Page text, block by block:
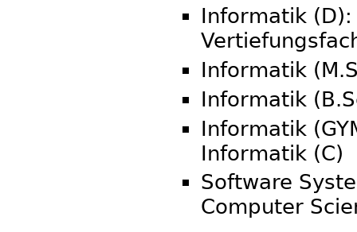
Informatik
Informatik
Informatik
Informatik
Informatik (C)
Software
Computer